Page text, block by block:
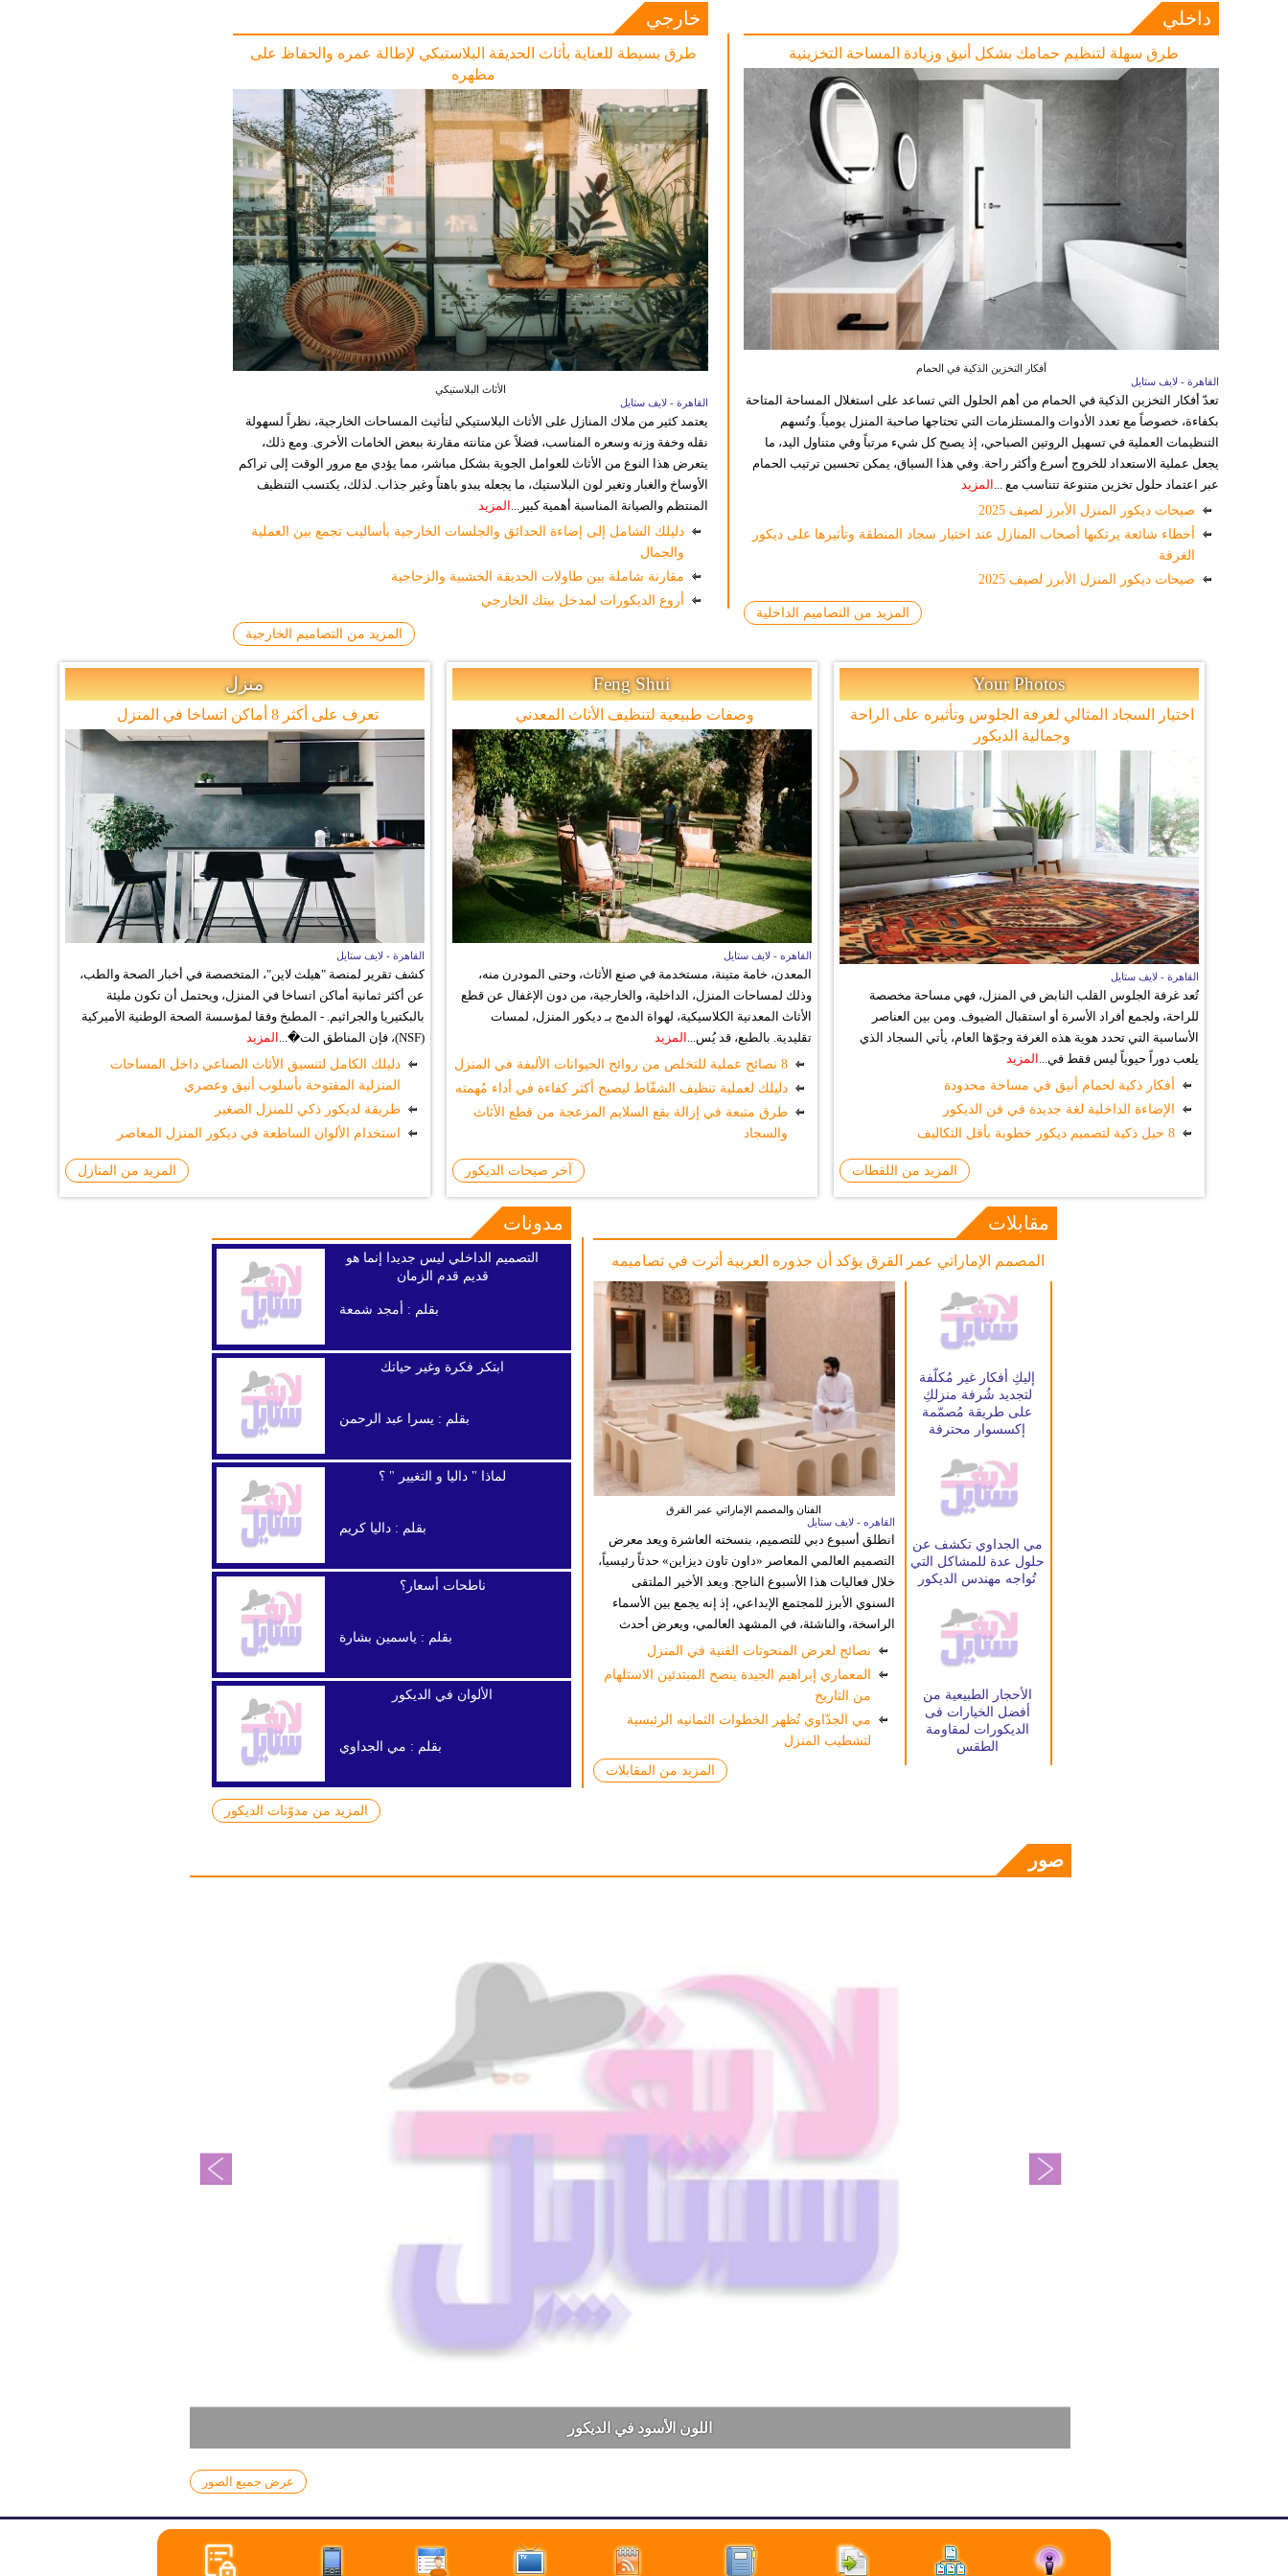
داخلي
طرق سهلة لتنظيم حمامك بشكل أنيق وزيادة المساحة التخزينية
أفكار التخزين الذكية في الحمام
القاهرة - لايف ستايل
تعدّ أفكار التخزين الذكية في الحمام من أهم الحلول التي تساعد على استغلال المساحة المتاحة
بكفاءة، خصوصاً مع تعدد الأدوات والمستلزمات التي تحتاجها صاحبة المنزل يومياً. وتُسهم
التنظيمات العملية في تسهيل الروتين الصباحي، إذ يصبح كل شيء مرتباً وفي متناول اليد، ما
يجعل عملية الاستعداد للخروج أسرع وأكثر راحة. وفي هذا السياق، يمكن تحسين ترتيب الحمام
عبر اعتماد حلول تخزين متنوعة تتناسب مع ... المزيد
صيحات ديكور المنزل الأبرز لصيف 2025
أخطاء شائعة يرتكبها أصحاب المنازل عند اختيار سجاد المنطقة وتأثيرها على ديكور
الغرفة
صيحات ديكور المنزل الأبرز لصيف 2025
المزيد من التصاميم الداخلية
خارجي
طرق بسيطة للعناية بأثاث الحديقة البلاستيكي لإطالة عمره والحفاظ على
مظهره
الأثاث البلاستيكي
القاهرة - لايف ستايل
يعتمد كثير من ملاك المنازل على الأثاث البلاستيكي لتأثيث المساحات الخارجية، نظراً لسهولة
نقله وخفة وزنه وسعره المناسب، فضلاً عن متانته مقارنة ببعض الخامات الأخرى. ومع ذلك،
يتعرض هذا النوع من الأثاث للعوامل الجوية بشكل مباشر، مما يؤدي مع مرور الوقت إلى تراكم
الأوساخ والغبار وتغير لون البلاستيك، ما يجعله يبدو باهتاً وغير جذاب. لذلك، يكتسب التنظيف
المنتظم والصيانة المناسبة أهمية كبير... المزيد
دليلك الشامل إلى إضاءة الحدائق والجلسات الخارجية بأساليب تجمع بين العملية
والجمال
مقارنة شاملة بين طاولات الحديقة الخشبية والزجاجية
أروع الديكورات لمدخل بيتك الخارجي
المزيد من التصاميم الخارجية
منزل
تعرف على أكثر 8 أماكن اتساخا في المنزل
القاهرة - لايف ستايل
كشف تقرير لمنصة "هيلث لاين"، المتخصصة في أخبار الصحة والطب،
عن أكثر ثمانية أماكن اتساخا في المنزل، ويحتمل أن تكون مليئة
بالبكتيريا والجراثيم. - المطبخ وفقا لمؤسسة الصحة الوطنية الأميركية
(NSF)، فإن المناطق الت�...
المزيد
دليلك الكامل لتنسيق الأثاث الصناعي داخل المساحات
المنزلية المفتوحة بأسلوب أنيق وعصري
طريقة لديكور ذكي للمنزل الصغير
استخدام الألوان الساطعة في ديكور المنزل المعاصر
المزيد من المنازل
Feng Shui
وصفات طبيعية لتنظيف الأثاث المعدني
القاهره - لايف ستايل
المعدن، خامة متينة، مستخدمة في صنع الأثاث، وحتى المودرن منه،
وذلك لمساحات المنزل، الداخلية، والخارجية، من دون الإغفال عن قطع
الأثاث المعدنية الكلاسيكية، لهواة الدمج بـ ديكور المنزل، لمسات
تقليدية. بالطبع، قد يُس... المزيد
8 نصائح عملية للتخلص من روائح الحيوانات الأليفة في المنزل
دليلك لعملية تنظيف الشفّاط ليصبح أكثر كفاءة في أداء مُهمته
طرق متبعة في إزالة بقع السلايم المزعجة من قطع الأثاث
والسجاد
آخر صيحات الديكور
Your Photos
اختيار السجاد المثالي لغرفة الجلوس وتأثيره على الراحة
وجمالية الديكور
القاهرة - لايف ستايل
تُعد غرفة الجلوس القلب النابض في المنزل، فهي مساحة مخصصة
للراحة، ولجمع أفراد الأسرة أو استقبال الضيوف. ومن بين العناصر
الأساسية التي تحدد هوية هذه الغرفة وجوّها العام، يأتي السجاد الذي
يلعب دوراً حيوياً ليس فقط في... المزيد
أفكار ذكية لحمام أنيق في مساحة محدودة
الإضاءة الداخلية لغة جديدة في فن الديكور
8 حيل ذكية لتصميم ديكور خطوبة بأقل التكاليف
المزيد من اللقطات
مدونات
التصميم الداخلي ليس جديدا إنما هو
قديم قدم الزمان
بقلم : أمجد شمعة
ابتكر فكرة وغير حياتك
بقلم : يسرا عبد الرحمن
لماذا " داليا و التغيير " ؟
بقلم :داليا كريم
ناطحات أسعار؟
بقلم : ياسمين بشارة
الألوان في الديكور
بقلم : مي الجداوي
المزيد من مدوّنات الديكور
مقابلات
المصمم الإماراتي عمر القرق يؤكد أن جذوره العربية أثرت في تصاميمه
الفنان والمصمم الإماراتي عمر القرق
القاهره - لايف ستايل
انطلق أسبوع دبي للتصميم، بنسخته العاشرة ويعد معرض
التصميم العالمي المعاصر «داون تاون ديزاين» حدثاً رئيسياً،
خلال فعاليات هذا الأسبوع الناجح. ويعد الأخير الملتقى
السنوي الأبرز للمجتمع الإبداعي، إذ إنه يجمع بين الأسماء
الراسخة، والناشئة، في المشهد العالمي، ويعرض أحدث
المجموعات، والحلول المبتكرة،... المزيد
نصائح لعرض المنحوتات الفنية في المنزل
المعماري إبراهيم الجيدة ينصح المبتدئين الاستلهام
من التاريخ
مي الجدّاوي تُظهر الخطوات الثمانيه الرئيسية
لتشطيب المنزل
المزيد من المقابلات
إليكِ أفكار غير مُكلّفة
لتجديد شُرفة منزلكِ
على طريقة مُصمّمة
إكسسوار محترفة
مي الجداوي تكشف عن
حلول عدة للمشاكل التي
تُواجه مهندس الديكور
الأحجار الطبيعية من
أفضل الخيارات فى
الديكورات لمقاومة
الطقس
صور
اللون الأسود في الديكور
عرض جميع الصور